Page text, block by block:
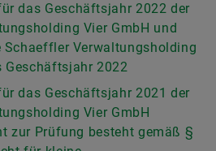
das Geschäftsjahr 2022 der
Vier GmbH und
Schaeffler Verwaltungsholding
Geschäftsjahr 2022
das Geschäftsjahr 2021 der
Vier GmbH
zur Prüfung besteht gemäß §